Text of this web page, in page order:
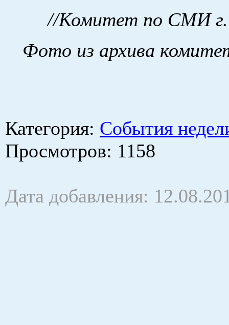
//Комитет по СМИ г.
Фото из архива
Категория: События
Просмотров: 1158
Дата добавления: